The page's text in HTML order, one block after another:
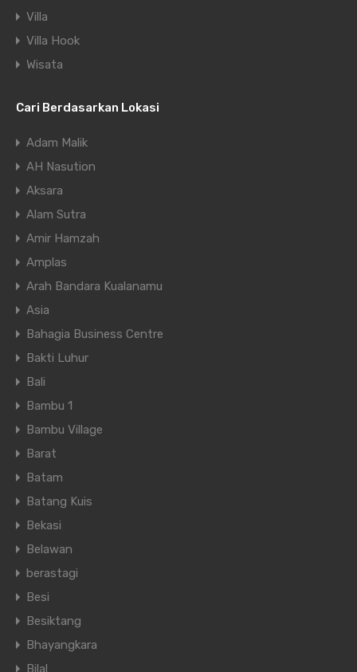
Villa
Villa Hook
Wisata
Cari Berdasarkan Lokasi
Adam Malik
AH Nasution
Aksara
Alam Sutra
Amir Hamzah
Amplas
Arah Bandara Kualanamu
Asia
Bahagia Business Centre
Bakti Luhur
Bali
Bambu 1
Bambu Village
Barat
Batam
Batang Kuis
Bekasi
Belawan
berastagi
Besi
Besiktang
Bhayangkara
Bilal